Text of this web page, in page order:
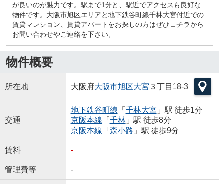
が良いのが魅力です。駅まで1分と、駅近でアクセスも良好な
物件です。大阪市旭区エリアと地下鉄谷町線千林大宮付近での
賃貸マンション、賃貸アパートをお探しの方はぜひコチラから
お問い合わせやご連絡を下さい。
物件概要
所在地 大阪府大阪市旭区大宮 ３丁目18-3
交通
地下鉄谷町線 「 千林大宮 」駅 徒歩1分
京阪本線 「 千林」駅 徒歩8分
京阪本線 「 森小路 」駅 徒歩9分
賃料 -
管理費等 -